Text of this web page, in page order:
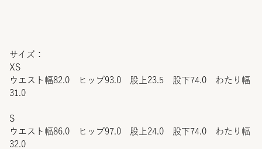
サイズ：
XS
ウエスト幅82.0 ヒップ93.0 股上23.5 股下74.0 わたり幅
31.0
S
ウエスト幅86.0 ヒップ97.0 股上24.0 股下74.0 わたり幅
32.0